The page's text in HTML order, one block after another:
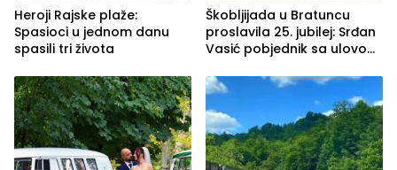
Heroji Rajske plaže:
Spasioci u jednom danu
spasili tri života
Škobljijada u Bratuncu
proslavila 25. jubilej: Srđan
Vasić pobjednik sa ulovom